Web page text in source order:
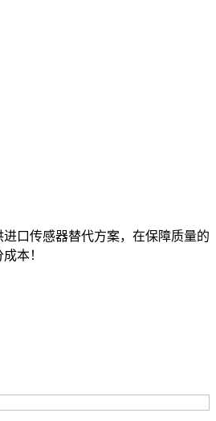
进口传感器替代方案，在保障质量的
本！